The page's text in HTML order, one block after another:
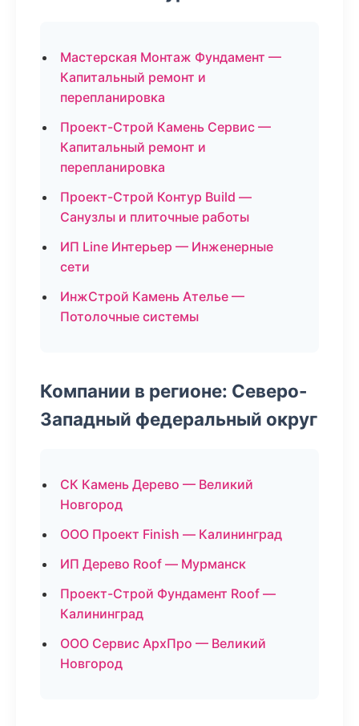
Мастерская Монтаж Фундамент —
Капитальный ремонт и
перепланировка
Проект-Строй Камень Сервис —
Капитальный ремонт и
перепланировка
Проект-Строй Контур Build —
Санузлы и плиточные работы
ИП Line Интерьер — Инженерные
сети
ИнжСтрой Камень Ателье —
Потолочные системы
Компании в регионе: Северо-
Западный федеральный округ
СК Камень Дерево — Великий
Новгород
ООО Проект Finish — Калининград
ИП Дерево Roof — Мурманск
Проект-Строй Фундамент Roof —
Калининград
ООО Сервис АрхПро — Великий
Новгород